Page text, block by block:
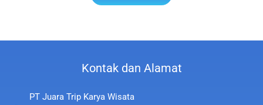
Kontak dan Alamat
PT Juara Trip Karya Wisata